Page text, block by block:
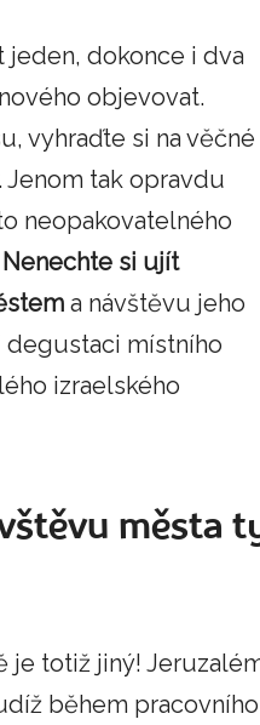
jeden, dokonce i dva
objevovat.
vyhraďte si na věčné
Jenom tak opravdu
neopakovatelného
Nenechte si ujít
a návštěvu jeho
degustaci místního
izraelského
města
je totiž jiný!
během pracovního